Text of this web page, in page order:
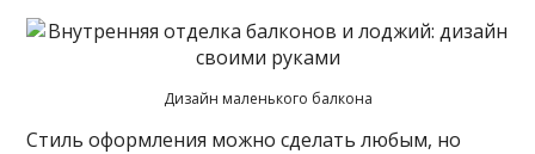
Дизайн маленького балкона
Стиль оформления можно сделать любым, но